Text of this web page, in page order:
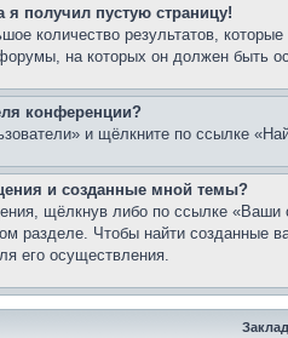
я получил пустую страницу!
количество результатов,
на которых он должен быть
конференции?
и щёлкните по ссылке
и созданные мной темы?
щёлкнув либо по ссылке
разделе. Чтобы найти созданные
его осуществления.